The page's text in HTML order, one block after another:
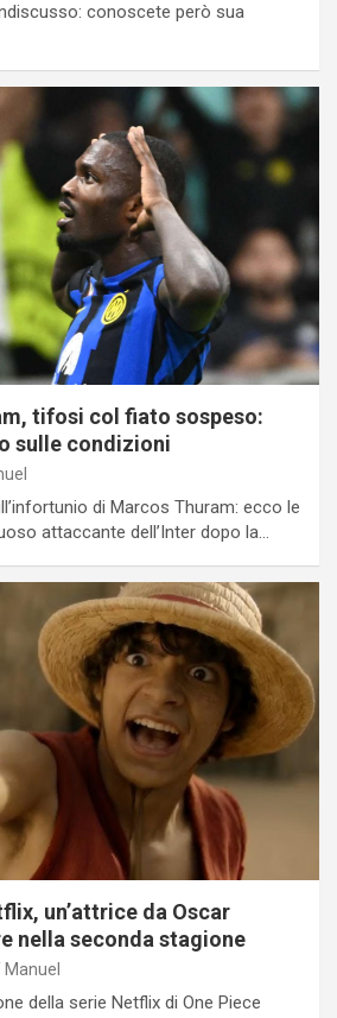
conoscete però sua
tifosi col fiato sospeso:
sulle condizioni
di Marcos Thuram: ecco le
attaccante dell’Inter dopo la…
un’attrice da Oscar
nella seconda stagione
Manuel
della serie Netflix di One Piece